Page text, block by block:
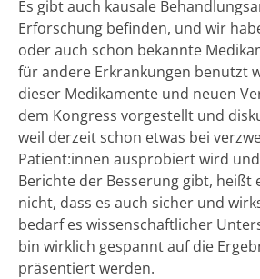
Es gibt auch kausale
Erforschung befinden, und wir
oder auch schon bekannte
für andere Erkrankungen benutzt
dieser Medikamente und neuen
dem Kongress vorgestellt und
weil derzeit schon etwas bei
Patient:innen ausprobiert wird
Berichte der Besserung gibt, heißt
nicht, dass es auch sicher und
bedarf es wissenschaftlicher
bin wirklich gespannt auf die
präsentiert werden.